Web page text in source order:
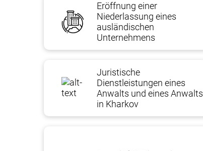
Eröffnung einer
Niederlassung eines
ausländischen
Unternehmens
Juristische
Dienstleistungen eines
Anwalts und eines Anwalts
in Kharkov